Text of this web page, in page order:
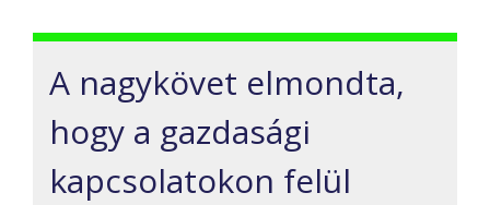
A nagykövet elmondta,
hogy a gazdasági
kapcsolatokon felül